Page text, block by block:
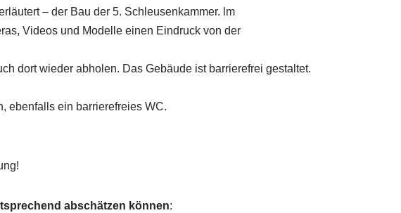
– der Bau der 5. Schleusenkammer. lm
Videos und Modelle einen Eindruck von der
dort wieder abholen. Das Gebäude ist barrierefrei gestaltet.
ebenfalls ein barrierefreies WC.
abschätzen können: